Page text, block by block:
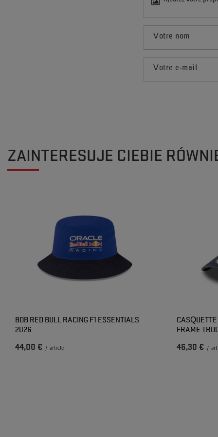
Votre nom
Votre e-mail
ZAINTERESUJE CIEBIE
BOB RED BULL RACING F1 ESSENTIALS
2026
44,00 € / article
FRAME
46,30 € /